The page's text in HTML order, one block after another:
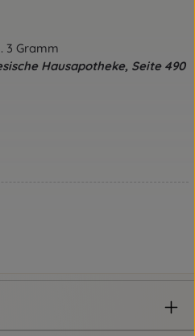
3 Gramm
Hausapotheke, Seite 490